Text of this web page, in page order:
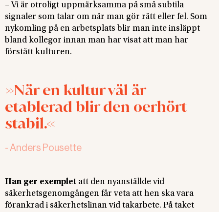
– Vi är otroligt uppmärksamma på små subtila
signaler som talar om när man gör rätt eller fel. Som
nykomling på en arbetsplats blir man inte insläppt
bland kollegor innan man har visat att man har
förstått kulturen.
När en kultur väl är
etablerad blir den oerhört
stabil.
-Anders Pousette
Han ger exemplet att den nyanställde vid
säkerhetsgenomgången får veta att hen ska vara
förankrad i säkerhetslinan vid takarbete. På taket